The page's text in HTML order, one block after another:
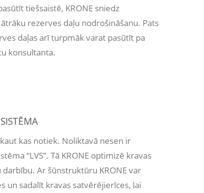
tiešsaistē, KRONE sniedz
rezerves daļu nodrošināšanu. Pats
daļas arī turpmāk varat pasūtīt pa
konsultanta.
kas notiek. Noliktavā nesen ir
“LVS”. Tā KRONE optimizē kravas
Ar šūnstruktūru KRONE var
un sadalīt kravas satvērējierīces, lai